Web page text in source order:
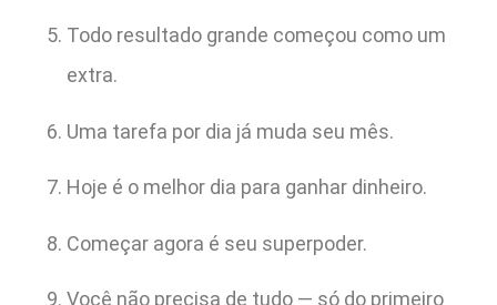
Todo resultado grande começou como um
extra.
Uma tarefa por dia já muda seu mês.
Hoje é o melhor dia para ganhar dinheiro.
Começar agora é seu superpoder.
Você não precisa de tudo — só do primeiro